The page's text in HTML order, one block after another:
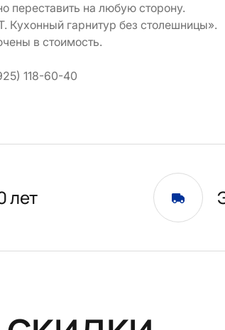
на любую сторону.
гарнитур без столешницы».
в стоимость.
118-60-40
лет